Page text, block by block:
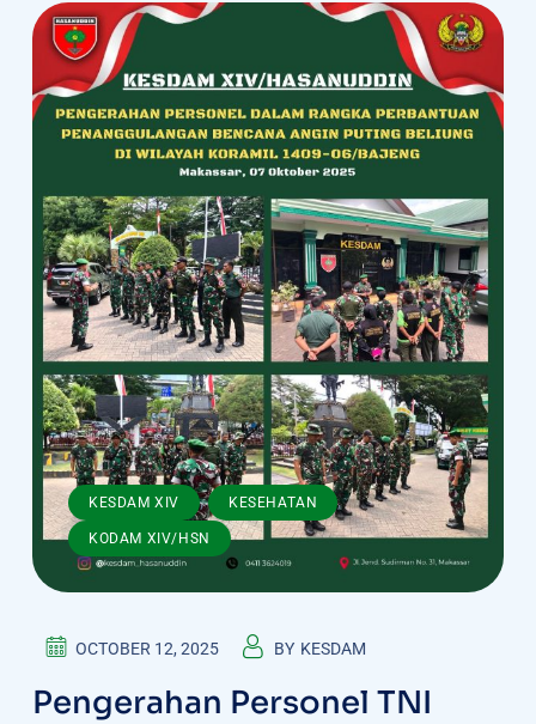
KESDAM XIV , KESEHATAN ,
KODAM XIV/HSN
OCTOBER 12, 2025 BY KESDAM
Pengerahan Personel TNI